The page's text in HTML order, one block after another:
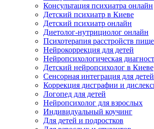
Консультация психиатра онлайн
Детский психиатр в Киеве
Детский психиатр онлайн
Диетолог-нутрициолог онлайн
Психотерапия расстройств
Нейрокоррекция для детей
Нейропсихологическая
Детский нейропсихолог в Киеве
Сенсорная интеграция для детей
Коррекция дисграфии и
Логопед для детей
Нейропсихолог для взрослых
Индивидуальный коучинг
Для детей и подростков